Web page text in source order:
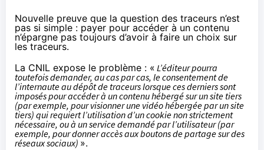
Nouvelle preuve que la question des traceurs n’est
pas si simple : payer pour accéder à un contenu
n’épargne pas toujours d’avoir à faire un choix sur
les traceurs.
La CNIL expose le problème : « L’éditeur pourra
toutefois demander, au cas par cas, le consentement de
l’internaute au dépôt de traceurs lorsque ces derniers sont
imposés pour accéder à un contenu hébergé sur un site tiers
(par exemple, pour visionner une vidéo hébergée par un site
tiers) qui requiert l’utilisation d’un cookie non strictement
nécessaire, ou à un service demandé par l’utilisateur (par
exemple, pour donner accès aux boutons de partage sur des
réseaux sociaux) ».